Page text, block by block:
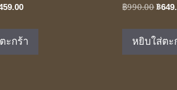
Current
฿459.00.
ะกร้า
฿990.00
was:
฿
฿
หยิบใส่ตะ